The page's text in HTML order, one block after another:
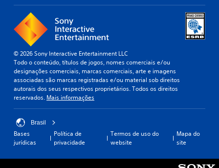
© 2026 Sony Interactive Entertainment LLC
Todo o conteúdo, títulos de jogos, nomes comerciais e/ou
designações comerciais, marcas comerciais, arte e imagens
associadas são marcas registradas e/ou material sob direitos
autorais dos seus respectivos proprietários. Todos os direitos
reservados. Mais informações
Brasil
Bases
jurídicas
Política de
privacidade
Termos de uso do
website
Mapa do
site